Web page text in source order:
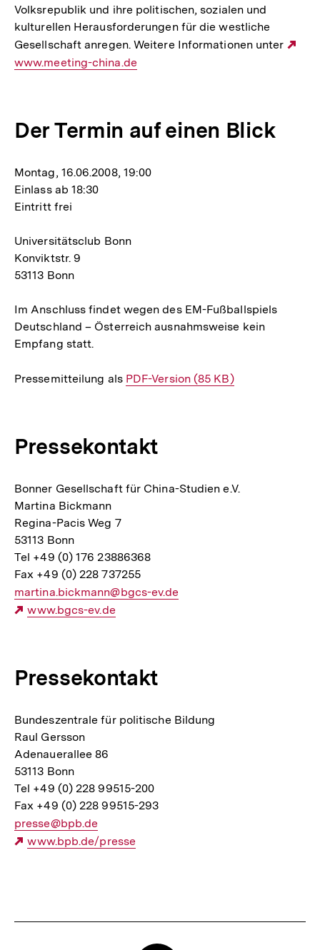
Volksrepublik und ihre politischen, sozialen und
kulturellen Herausforderungen für die westliche
Gesellschaft anregen. Weitere Informationen unter
www.meeting-china.de
Der Termin auf einen Blick
Montag, 16.06.2008, 19:00
Einlass ab 18:30
Eintritt frei
Universitätsclub Bonn
Konviktstr. 9
53113 Bonn
Im Anschluss findet wegen des EM-Fußballspiels
Deutschland – Österreich ausnahmsweise kein
Empfang statt.
Pressemitteilung als Interner
PDF-Version (85 KB)
Pressekontakt
Bonner Gesellschaft für China-Studien e.V.
Martina Bickmann
Regina-Pacis Weg 7
53113 Bonn
Tel +49 (0) 176 23886368
Fax +49 (0) 228 737255
E-
Mail
martina.bickmann@bgcs-ev.de
Externer
www.bgcs-ev.de
Pressekontakt
Bundeszentrale für politische Bildung
Raul Gersson
Adenauerallee 86
53113 Bonn
Tel +49 (0) 228 99515-200
Fax +49 (0) 228 99515-293
E-
Mail
presse@bpb.de
Externer
www.bpb.de/presse